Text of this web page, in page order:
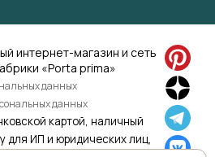
интернет-магазин и сеть
«Porta prima»
данных
данных
картой, наличный
для ИП и юридических лиц,